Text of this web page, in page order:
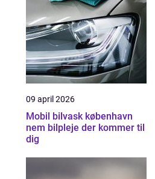
09 april 2026
Mobil bilvask københavn
nem bilpleje der kommer til
dig